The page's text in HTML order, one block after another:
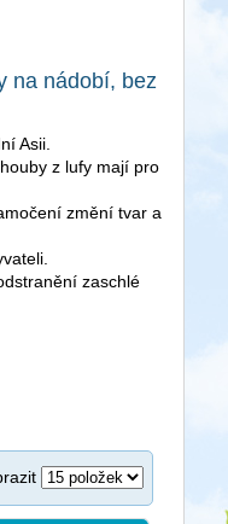
na nádobí, bez
Asii.
z lufy mají pro
změní tvar a
zaschlé